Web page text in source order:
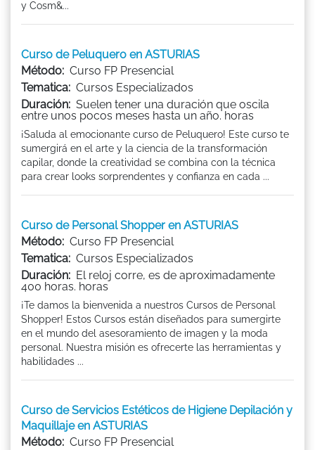
y Cosm&...
Curso de Peluquero en ASTURIAS
Método: Curso FP Presencial
Tematica: Cursos Especializados
Duración: Suelen tener una duración que oscila
entre unos pocos meses hasta un año. horas
¡Saluda al emocionante curso de Peluquero! Este curso te
sumergirá en el arte y la ciencia de la transformación
capilar, donde la creatividad se combina con la técnica
para crear looks sorprendentes y confianza en cada ...
Curso de Personal Shopper en ASTURIAS
Método: Curso FP Presencial
Tematica: Cursos Especializados
Duración: El reloj corre, es de aproximadamente
400 horas. horas
¡Te damos la bienvenida a nuestros Cursos de Personal
Shopper! Estos Cursos están diseñados para sumergirte
en el mundo del asesoramiento de imagen y la moda
personal. Nuestra misión es ofrecerte las herramientas y
habilidades ...
Curso de Servicios Estéticos de Higiene Depilación y
Maquillaje en ASTURIAS
Método: Curso FP Presencial